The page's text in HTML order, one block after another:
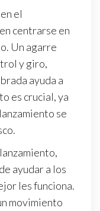
el
centrarse en
Un agarre
y giro,
ayuda a
es crucial, ya
se
ayudar a los
les funciona.
movimiento